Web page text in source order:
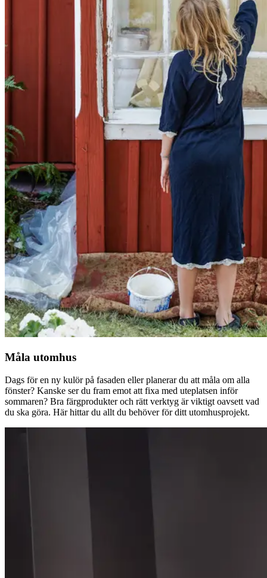
Måla utomhus
Dags för en ny kulör på fasaden eller planerar du att måla om alla
fönster? Kanske ser du fram emot att fixa med uteplatsen inför
sommaren? Bra färgprodukter och rätt verktyg är viktigt oavsett vad
du ska göra. Här hittar du allt du behöver för ditt utomhusprojekt.